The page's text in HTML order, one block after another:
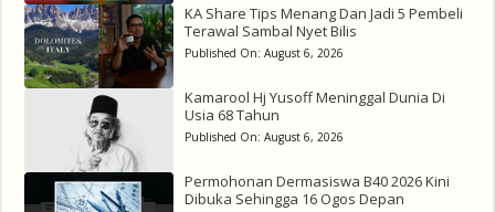
KA Share Tips Menang Dan Jadi 5 Pembeli
Terawal Sambal Nyet Bilis
Published On: August 6, 2026
Kamarool Hj Yusoff Meninggal Dunia Di
Usia 68 Tahun
Published On: August 6, 2026
Permohonan Dermasiswa B40 2026 Kini
Dibuka Sehingga 16 Ogos Depan